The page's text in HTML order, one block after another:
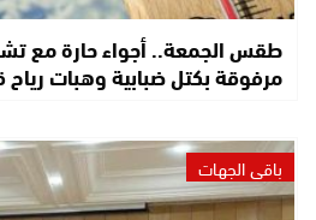
طقس الجمعة.. أجواء حارة مع
مرفوقة بكتل ضبابية وهبات رياح
باقي الجهات